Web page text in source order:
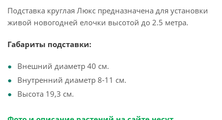
Подставка круглая Люкс предназначена для установки
живой новогодней елочки высотой до 2.5 метра.
Габариты подставки:
Внешний диаметр 40 см.
Внутренний диаметр 8-11 см.
Высота 19,3 см.